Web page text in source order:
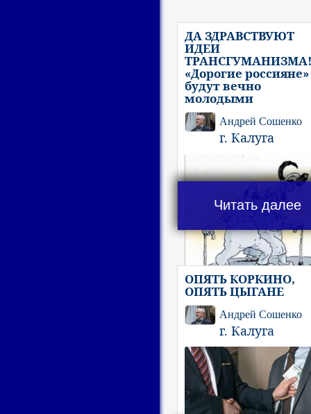
ДА ЗДРАВСТВУЮТ
ИДЕИ
«Дорогие россияне»
будут вечно
молодыми
Андрей Сошенко
г. Калуга
Читать далее
ОПЯТЬ КОРКИНО,
ОПЯТЬ ЦЫГАНЕ
Андрей Сошенко
г. Калуга